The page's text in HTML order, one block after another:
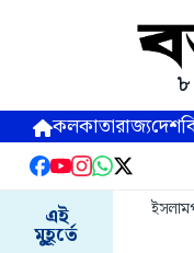
কলকাতারাজ্যদেশ
এই
মুহূর্তে